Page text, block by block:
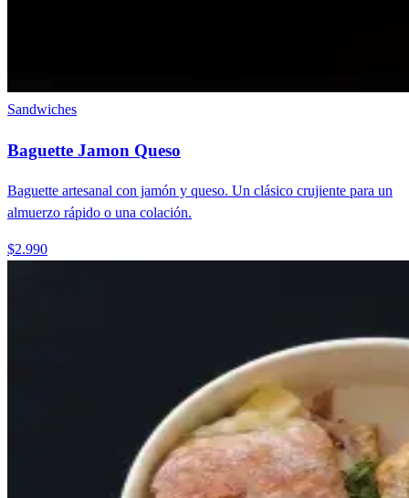
Sandwiches
Baguette Jamon Queso
Baguette artesanal con jamón y queso. Un clásico crujiente para un
almuerzo rápido o una colación.
$2.990